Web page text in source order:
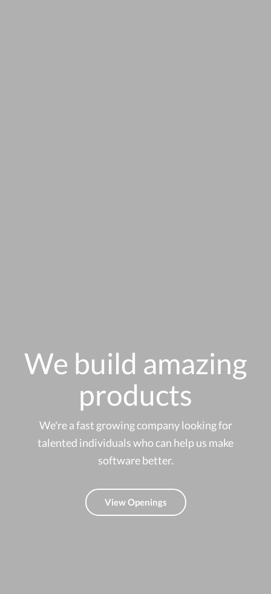
We build amazing
products
We're a fast growing company looking for
talented individuals who can help us make
software better.
View Openings